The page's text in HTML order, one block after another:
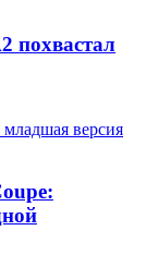
похвастал